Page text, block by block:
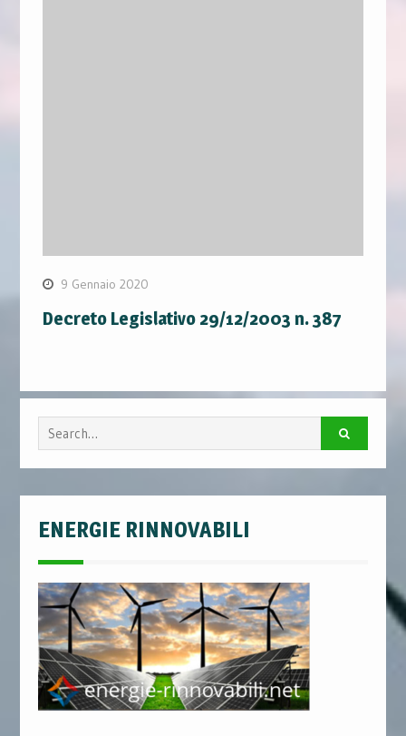
9 Gennaio 2020
Decreto Legislativo 29/12/2003 n. 387
Search
for:
ENERGIE RINNOVABILI